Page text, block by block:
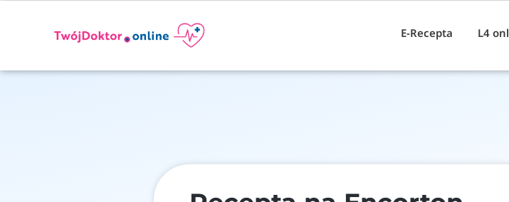
E-Recepta L4